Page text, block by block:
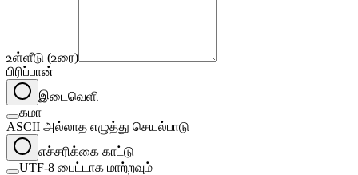
உள்ளீடு (உரை)
பிரிப்பான்
இடைவெளி
கமா
ASCII அல்லாத எழுத்து செயல்பாடு
எச்சரிக்கை காட்டு
UTF-8 பைட்டாக மாற்றவும்